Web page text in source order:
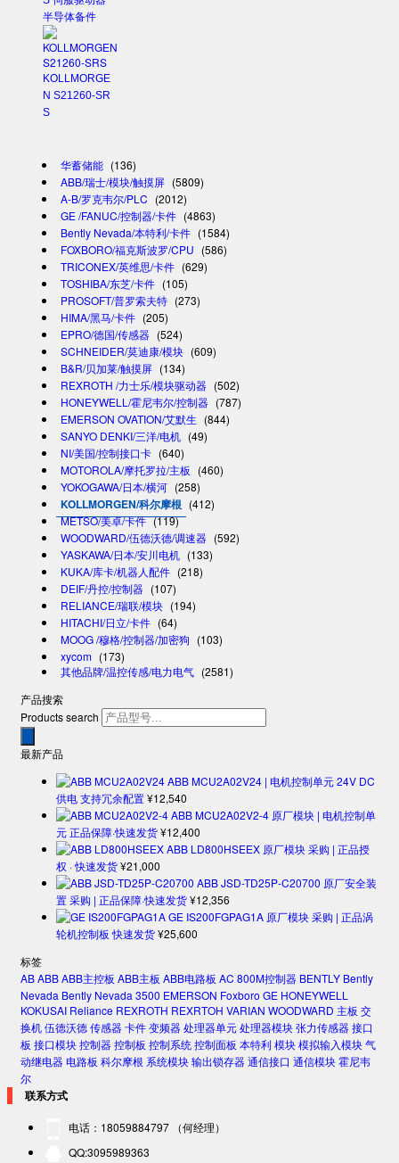
半导体备件
KOLLMORGE
N S21260-SR
S
华蓄储能 (136)
ABB/瑞士/模块/触摸屏 (5809)
A-B/罗克韦尔/PLC (2012)
GE /FANUC/控制器/卡件 (4863)
Bently Nevada/本特利/卡件 (1584)
FOXBORO/福克斯波罗/CPU (586)
TRICONEX/英维思/卡件 (629)
TOSHIBA/东芝/卡件 (105)
PROSOFT/普罗索夫特 (273)
HIMA/黑马/卡件 (205)
EPRO/德国/传感器 (524)
SCHNEIDER/莫迪康/模块 (609)
B&R/贝加莱/触摸屏 (134)
REXROTH /力士乐/模块驱动器 (502)
HONEYWELL/霍尼韦尔/控制器 (787)
EMERSON OVATION/艾默生 (844)
SANYO DENKI/三洋/电机 (49)
NI/美国/控制接口卡 (640)
MOTOROLA/摩托罗拉/主板 (460)
YOKOGAWA/日本/横河 (258)
KOLLMORGEN/科尔摩根 (412)
METSO/美卓/卡件 (119)
WOODWARD/伍德沃德/调速器 (592)
YASKAWA/日本/安川电机 (133)
KUKA/库卡/机器人配件 (218)
DEIF/丹控/控制器 (107)
RELIANCE/瑞联/模块 (194)
HITACHI/日立/卡件 (64)
MOOG /穆格/控制器/加密狗 (103)
xycom (173)
其他品牌/温控传感/电力电气 (2581)
产品搜索
Products search
最新产品
ABB MCU2A02V24 | 电机控制单元 24V DC
供电 支持冗余配置¥12,540
ABB MCU2A02V2-4 原厂模块 | 电机控制单
元 正品保障·快速发货¥12,400
ABB LD800HSEEX 原厂模块 采购 | 正品授
权 · 快速发货¥21,000
ABB JSD-TD25P-C20700 原厂安全装
置 采购 | 正品保障·快速发货¥12,356
GE IS200FGPAG1A 原厂模块 采购 | 正品涡
轮机控制板 快速发货¥25,600
标签
ABABBABB主控板 ABB主板 ABB电路板 AC 800M控制器 BENTLY Bently
Nevada Bently Nevada 3500 EMERSON Foxboro GE HONEYWELL
KOKUSAI Reliance REXROTH REXRTOH VARIAN WOODWARD 主板 交
换机伍德沃德传感器卡件变频器处理器单元处理器模块张力传感器接口
板 接口模块控制器控制板 控制系统控制面板 本特利模块模拟输入模块气
动继电器电路板 科尔摩根 系统模块输出锁存器通信接口 通信模块霍尼韦
尔
联系方式
电话：18059884797 （何经理）
QQ:3095989363